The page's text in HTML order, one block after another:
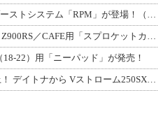
22）用「ニーパッド」が発売！